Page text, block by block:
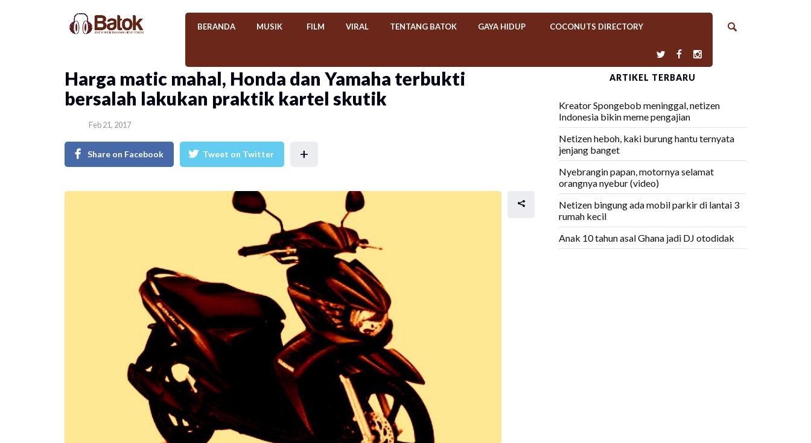
BERANDA MUSIK FILM VIRAL TENTANG BATOK GAYA HIDUP COCONUTS DIRECTORY
Harga matic mahal, Honda dan Yamaha terbukti
bersalah lakukan praktik kartel skutik
Feb 21, 2017
Share on Facebook Tweet on Twitter +
ARTIKEL TERBARU
Kreator Spongebob meninggal, netizen
Indonesia bikin meme pengajian
Netizen heboh, kaki burung hantu ternyata
jenjang banget
Nyebrangin papan, motornya selamat
orangnya nyebur (video)
Netizen bingung ada mobil parkir di lantai 3
rumah kecil
Anak 10 tahun asal Ghana jadi DJ otodidak